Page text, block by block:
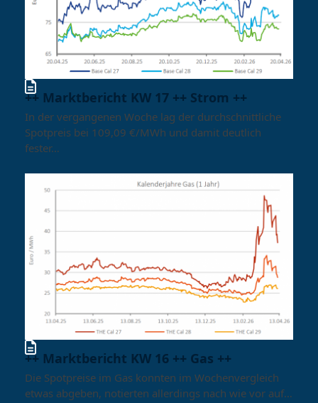
++ Marktbericht KW 17 ++ Strom ++
In der vergangenen Woche lag der durchschnittliche
Spotpreis bei 109,09 €/MWh und damit deutlich
fester…
++ Marktbericht KW 16 ++ Gas ++
Die Spotpreise im Gas konnten im Wochenvergleich
etwas abgeben, notierten allerdings nach wie vor auf…